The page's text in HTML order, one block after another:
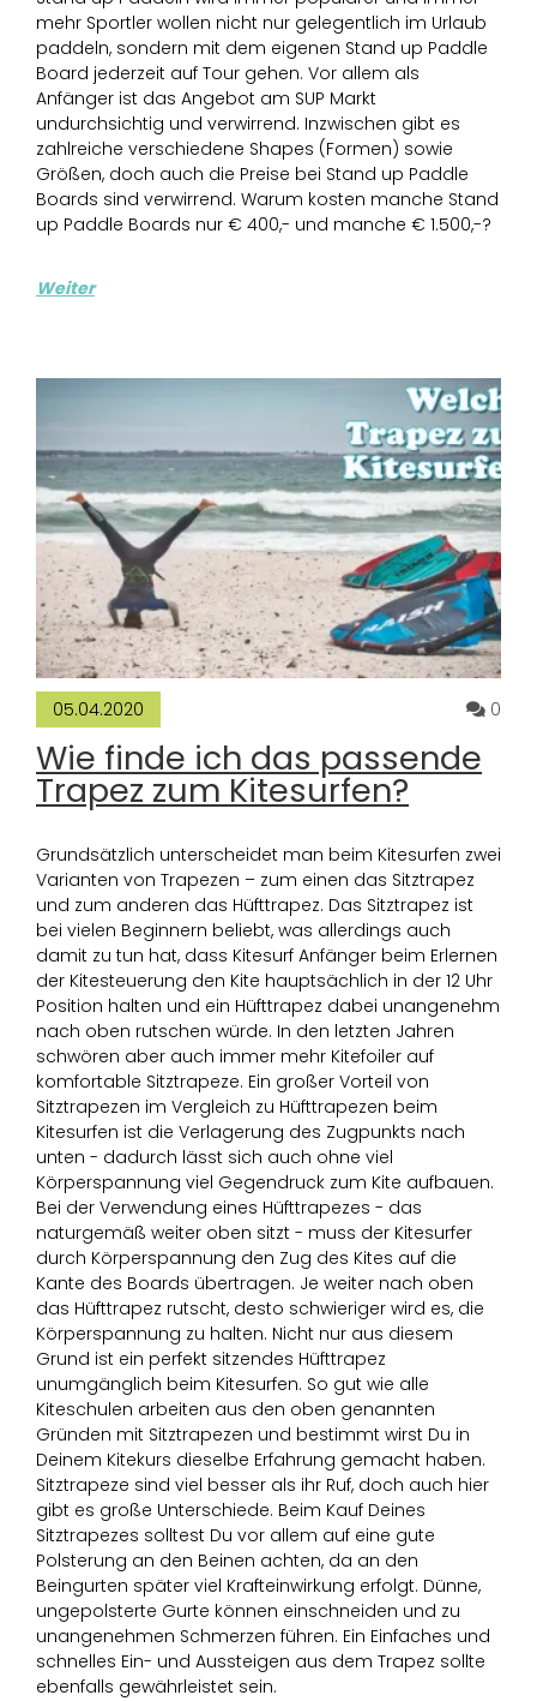
mehr Sportler wollen nicht nur gelegentlich im Urlaub
paddeln, sondern mit dem eigenen Stand up Paddle
Board jederzeit auf Tour gehen. Vor allem als
Anfänger ist das Angebot am SUP Markt
undurchsichtig und verwirrend. Inzwischen gibt es
zahlreiche verschiedene Shapes (Formen) sowie
Größen, doch auch die Preise bei Stand up Paddle
Boards sind verwirrend. Warum kosten manche Stand
up Paddle Boards nur € 400,- und manche € 1.500,-?
Weiter
05.04.2020 0
Wie finde ich das passende
Trapez zum Kitesurfen?
Grundsätzlich unterscheidet man beim Kitesurfen zwei
Varianten von Trapezen – zum einen das Sitztrapez
und zum anderen das Hüfttrapez. Das Sitztrapez ist
bei vielen Beginnern beliebt, was allerdings auch
damit zu tun hat, dass Kitesurf Anfänger beim Erlernen
der Kitesteuerung den Kite hauptsächlich in der 12 Uhr
Position halten und ein Hüfttrapez dabei unangenehm
nach oben rutschen würde. In den letzten Jahren
schwören aber auch immer mehr Kitefoiler auf
komfortable Sitztrapeze. Ein großer Vorteil von
Sitztrapezen im Vergleich zu Hüfttrapezen beim
Kitesurfen ist die Verlagerung des Zugpunkts nach
unten - dadurch lässt sich auch ohne viel
Körperspannung viel Gegendruck zum Kite aufbauen.
Bei der Verwendung eines Hüfttrapezes - das
naturgemäß weiter oben sitzt - muss der Kitesurfer
durch Körperspannung den Zug des Kites auf die
Kante des Boards übertragen. Je weiter nach oben
das Hüfttrapez rutscht, desto schwieriger wird es, die
Körperspannung zu halten. Nicht nur aus diesem
Grund ist ein perfekt sitzendes Hüfttrapez
unumgänglich beim Kitesurfen. So gut wie alle
Kiteschulen arbeiten aus den oben genannten
Gründen mit Sitztrapezen und bestimmt wirst Du in
Deinem Kitekurs dieselbe Erfahrung gemacht haben.
Sitztrapeze sind viel besser als ihr Ruf, doch auch hier
gibt es große Unterschiede. Beim Kauf Deines
Sitztrapezes solltest Du vor allem auf eine gute
Polsterung an den Beinen achten, da an den
Beingurten später viel Krafteinwirkung erfolgt. Dünne,
ungepolsterte Gurte können einschneiden und zu
unangenehmen Schmerzen führen. Ein Einfaches und
schnelles Ein- und Aussteigen aus dem Trapez sollte
ebenfalls gewährleistet sein.